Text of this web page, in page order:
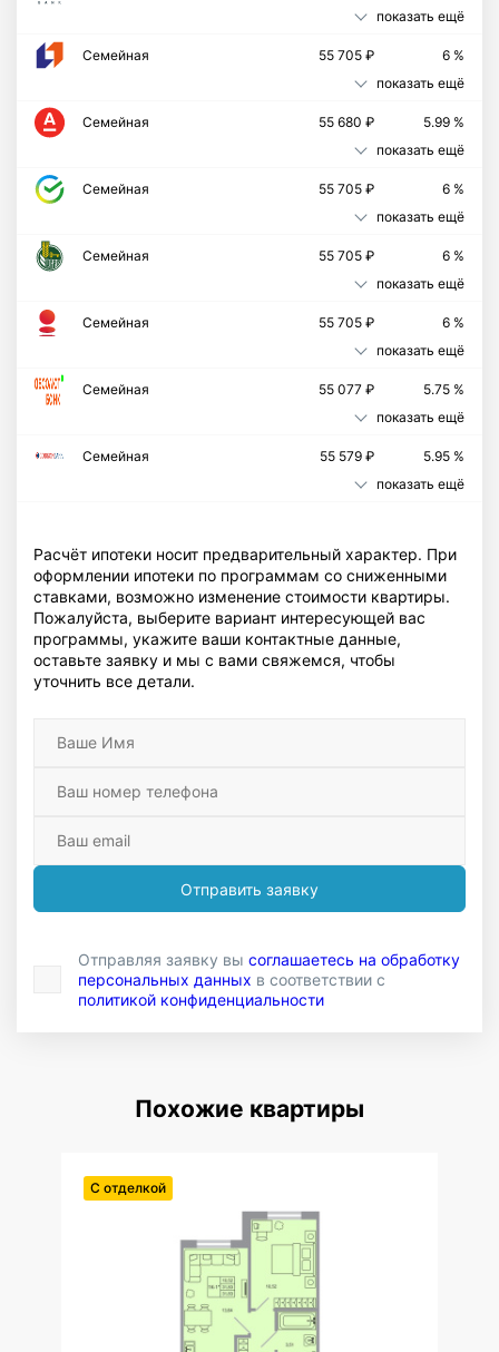
показать ещё
Семейная 55 705 ₽
6 %
показать ещё
Семейная 55 680 ₽
5.99 %
показать ещё
Семейная 55 705 ₽
6 %
показать ещё
Семейная 55 705 ₽
6 %
показать ещё
Семейная 55 705 ₽
6 %
показать ещё
Cемейная 55 077 ₽
5.75 %
показать ещё
Семейная 55 579 ₽
5.95 %
показать ещё
Расчёт ипотеки носит предварительный характер. При
оформлении ипотеки по программам со сниженными
ставками, возможно изменение стоимости квартиры.
Пожалуйста, выберите вариант интересующей вас
программы, укажите ваши контактные данные,
оставьте заявку и мы с вами свяжемся, чтобы
уточнить все детали.
Отправить заявку
Отправляя заявку вы соглашаетесь на обработку
персональных данных в соответствии с
политикой конфиденциальности
Похожие квартиры
С отделкой